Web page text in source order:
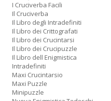
I Cruciverba Facili
Il Cruciverba
Il Libro degli Intradefiniti
Il Libro dei Crittografati
Il Libro dei Crucintarsi
Il Libro dei Crucipuzzle
Il Libro dell Enigmistica
Intradefiniti
Maxi Crucintarsio
Maxi Puzzle
Minipuzzle